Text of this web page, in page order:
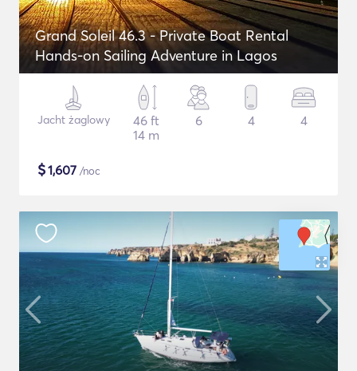
Grand Soleil 46.3 - Private Boat Rental
Hands-on Sailing Adventure in Lagos
Jacht żaglowy
46 ft
14 m
6 4 4
$1,607 /noc